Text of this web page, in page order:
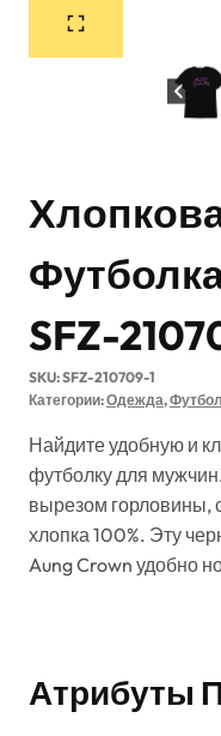
SFZ-
SKU:SFZ-210709-1
Категории:Одежда,
Найдите удобную и
футболку для
вырезом горловины,
хлопка 100%. Эту
Aung Crown удобно
Атрибуты